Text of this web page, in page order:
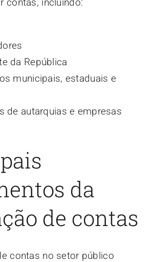
contas, incluindo:
da República
municipais, estaduais e
de autarquias e empresas
da
de contas
contas no setor público